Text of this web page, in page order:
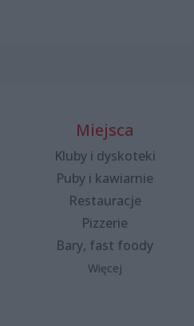
Miejsca
Kluby i dyskoteki
Puby i kawiarnie
Restauracje
Pizzerie
Bary, fast foody
Więcej